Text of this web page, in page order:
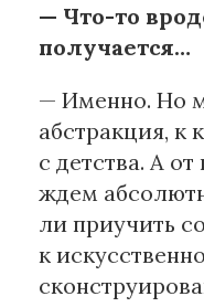
— Что-то
получается…
— Именно. Но
абстракция, к
с детства. А
ждем
ли приучить
к